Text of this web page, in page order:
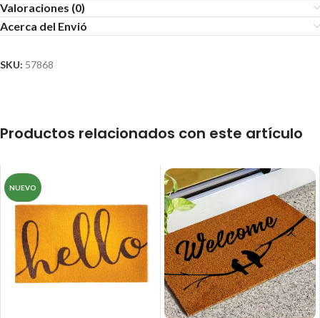
Valoraciones (0)
Acerca del Envió
SKU: 57868
Productos relacionados con este artículo
NUEVO